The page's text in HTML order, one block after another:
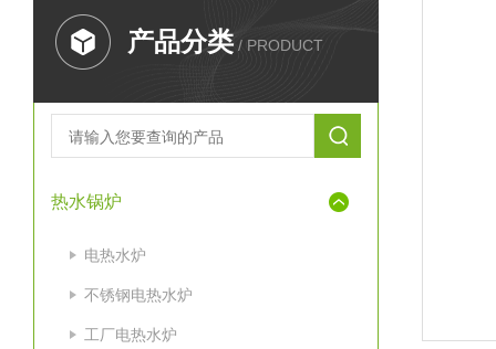
产品分类 / PRODUCT
热水锅炉
电热水炉
不锈钢电热水炉
工厂电热水炉